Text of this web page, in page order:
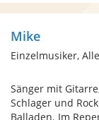
Mike
Einzelmusiker,
Sänger mit
Schlager und
Balladen. Im